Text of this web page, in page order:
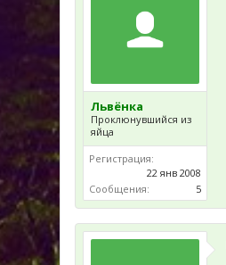
Львёнка
Проклюнувшийся из
яйца
Регистрация:
22 янв 2008
Сообщения:
5